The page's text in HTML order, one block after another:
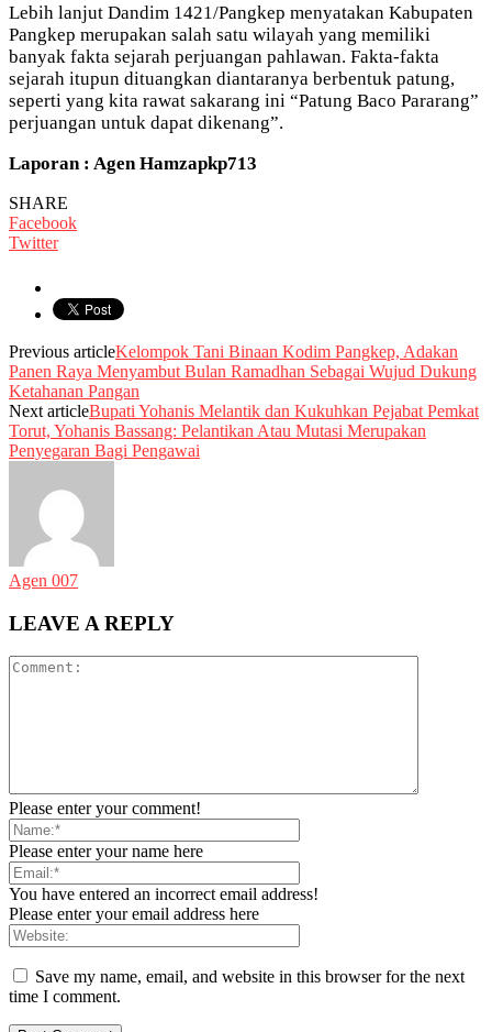
Lebih lanjut Dandim 1421/Pangkep menyatakan Kabupaten
Pangkep merupakan salah satu wilayah yang memiliki
banyak fakta sejarah perjuangan pahlawan. Fakta-fakta
sejarah itupun dituangkan diantaranya berbentuk patung,
seperti yang kita rawat sakarang ini “Patung Baco Pararang”
perjuangan untuk dapat dikenang”.
Laporan : Agen Hamzapkp713
SHARE
Facebook
Twitter
Previous articleKelompok Tani Binaan Kodim Pangkep, Adakan
Panen Raya Menyambut Bulan Ramadhan Sebagai Wujud Dukung
Ketahanan Pangan
Next articleBupati Yohanis Melantik dan Kukuhkan Pejabat Pemkat
Torut, Yohanis Bassang: Pelantikan Atau Mutasi Merupakan
Penyegaran Bagi Pengawai
Agen 007
LEAVE A REPLY
Please enter your comment!
Please enter your name here
You have entered an incorrect email address!
Please enter your email address here
Save my name, email, and website in this browser for the next
time I comment.